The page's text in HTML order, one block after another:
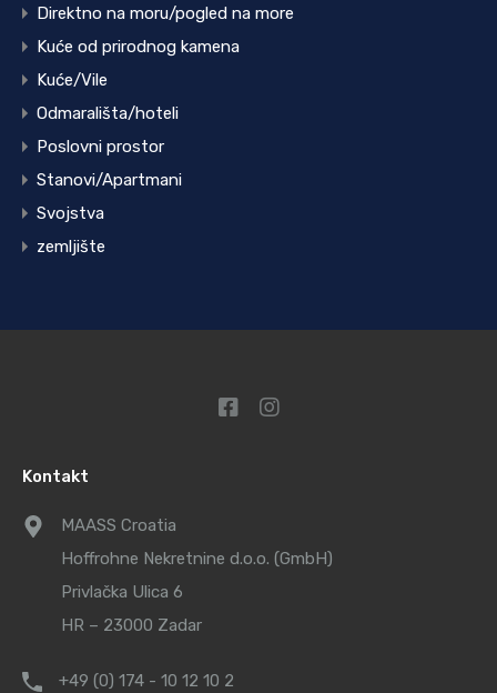
Direktno na moru/pogled na more
Kuće od prirodnog kamena
Kuće/Vile
Odmarališta/hoteli
Poslovni prostor
Stanovi/Apartmani
Svojstva
zemljište
Kontakt
MAASS Croatia
Hoffrohne Nekretnine d.o.o. (GmbH)
Privlačka Ulica 6
HR – 23000 Zadar
+49 (0) 174 - 10 12 10 2